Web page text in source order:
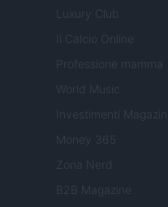
Luxury Club
Il Calcio Online
Professione mamma
World Music
Investimenti Magazine
Money 365
Zona Nerd
B2B Magazine